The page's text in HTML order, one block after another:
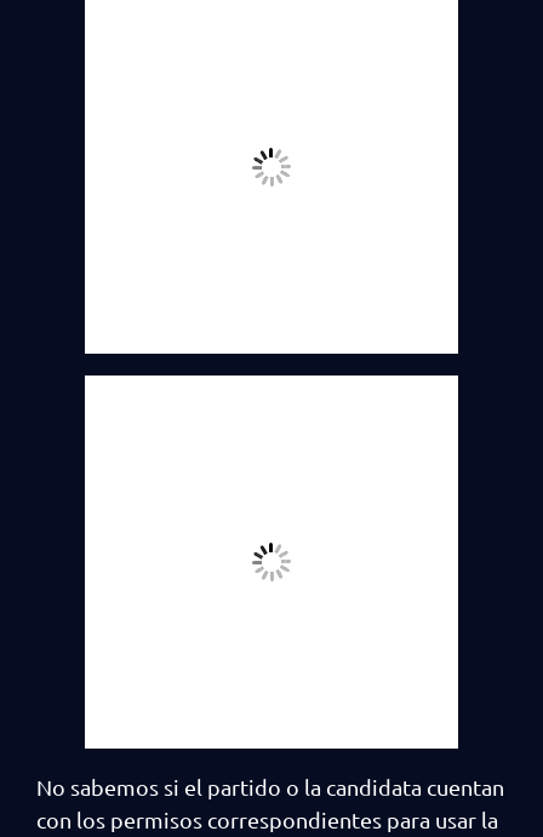
No sabemos si el partido o la candidata cuentan
con los permisos correspondientes para usar la